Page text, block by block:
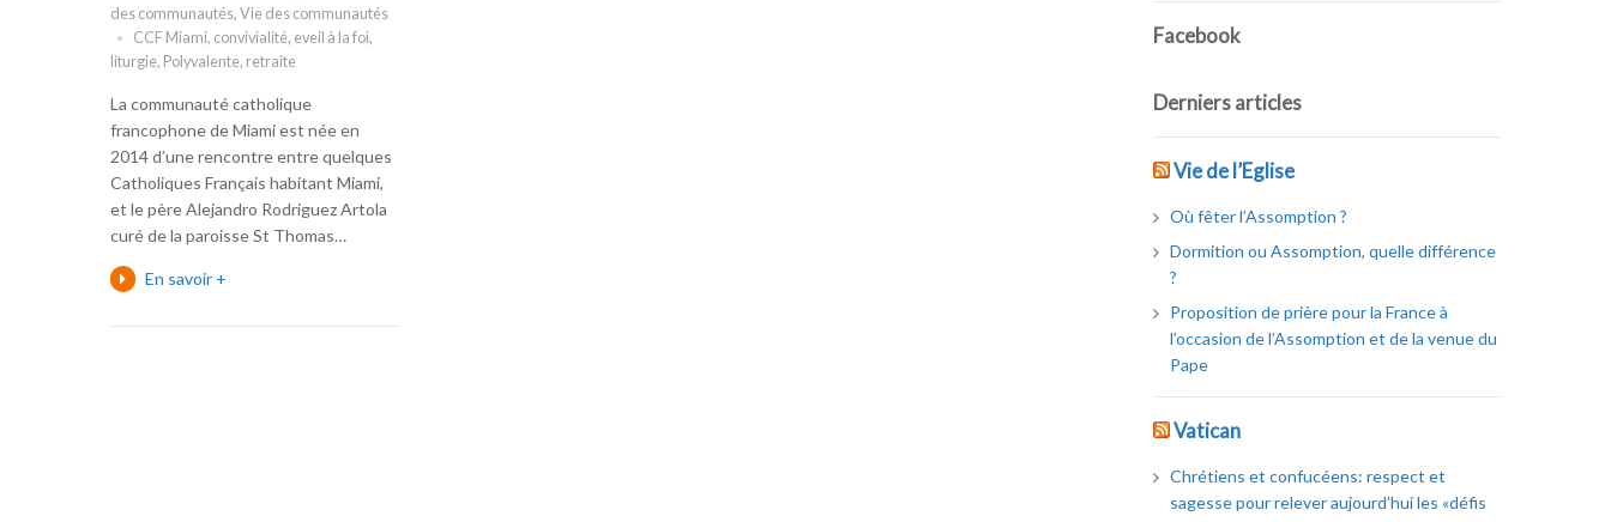
des communautés, Vie des communautés
CCF Miami, convivialité, eveil à la foi,
liturgie, Polyvalente, retraite
La communauté catholique
francophone de Miami est née en
2014 d’une rencontre entre quelques
Catholiques Français habitant Miami,
et le père Alejandro Rodriguez Artola
curé de la paroisse St Thomas…
En savoir +
Facebook
Derniers articles
Vie de l’Eglise
Où fêter l’Assomption ?
Dormition ou Assomption, quelle différence
?
Proposition de prière pour la France à
l’occasion de l’Assomption et de la venue du
Pape
Vatican
Chrétiens et confucéens: respect et
sagesse pour relever aujourd’hui les «défis